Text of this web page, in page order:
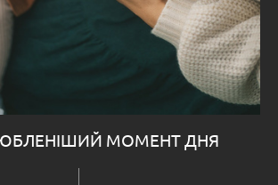
МОМЕНТ ДНЯ